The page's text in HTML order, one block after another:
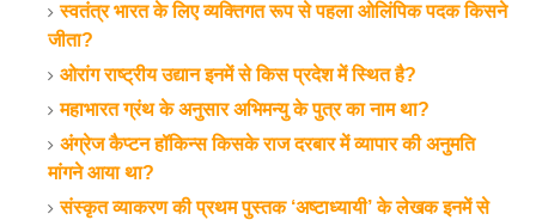
स्वतंत्र भारत के लिए व्यक्तिगत रूप से पहला ओलिंपिक पदक किसने
जीता?
ओरांग राष्ट्रीय उद्यान इनमें से किस प्रदेश में स्थित है?
महाभारत ग्रंथ के अनुसार अभिमन्यु के पुत्र का नाम था?
अंग्रेज कैप्टन हॉकिन्स किसके राज दरबार में व्यापार की अनुमति
मांगने आया था?
संस्कृत व्याकरण की प्रथम पुस्तक ‘अष्टाध्यायी’ के लेखक इनमें से